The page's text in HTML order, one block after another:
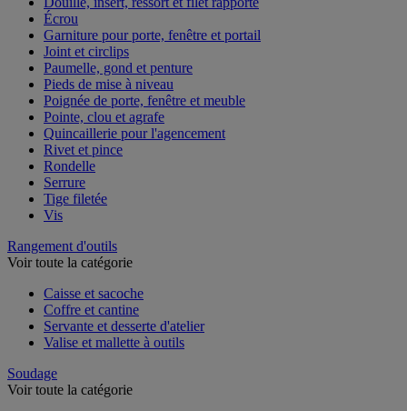
Écrou
Garniture pour porte, fenêtre et portail
Joint et circlips
Paumelle, gond et penture
Pieds de mise à niveau
Poignée de porte, fenêtre et meuble
Pointe, clou et agrafe
Quincaillerie pour l'agencement
Rivet et pince
Rondelle
Serrure
Tige filetée
Vis
Rangement d'outils
Voir toute la catégorie
Caisse et sacoche
Coffre et cantine
Servante et desserte d'atelier
Valise et mallette à outils
Soudage
Voir toute la catégorie